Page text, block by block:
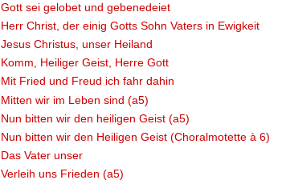
Gott sei gelobet und gebenedeiet
Herr Christ, der einig Gotts Sohn Vaters in Ewigkeit
Jesus Christus, unser Heiland
Komm, Heiliger Geist, Herre Gott
Mit Fried und Freud ich fahr dahin
Mitten wir im Leben sind (a5)
Nun bitten wir den heiligen Geist (a5)
Nun bitten wir den Heiligen Geist (Choralmotette à 6)
Das Vater unser
Verleih uns Frieden (a5)